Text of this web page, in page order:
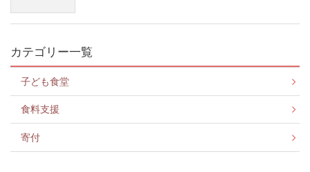
カテゴリー一覧
子ども食堂
食料支援
寄付